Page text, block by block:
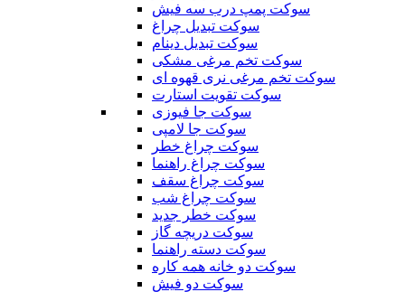
سوکت پمپ درب سه فیش
سوکت تبدیل چراغ
سوکت تبدیل دینام
سوکت تخم مرغی مشکی
سوکت تخم مرغی نری قهوه ای
سوکت تقویت استارت
سوکت جا فیوزی
سوکت جا لامپی
سوکت چراغ خطر
سوکت چراغ راهنما
سوکت چراغ سقف
سوکت چراغ شب
سوکت خطر جدید
سوکت دریچه گاز
سوکت دسته راهنما
سوکت دو خانه همه کاره
سوکت دو فیش